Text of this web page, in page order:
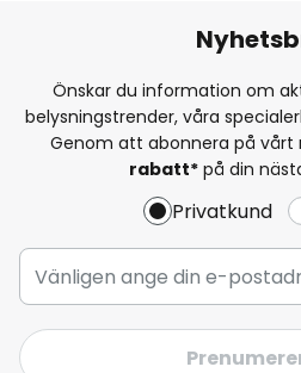
Önskar du information om
belysningstrender, våra
Genom att abonnera på vårt
rabatt* på din
Privatkund